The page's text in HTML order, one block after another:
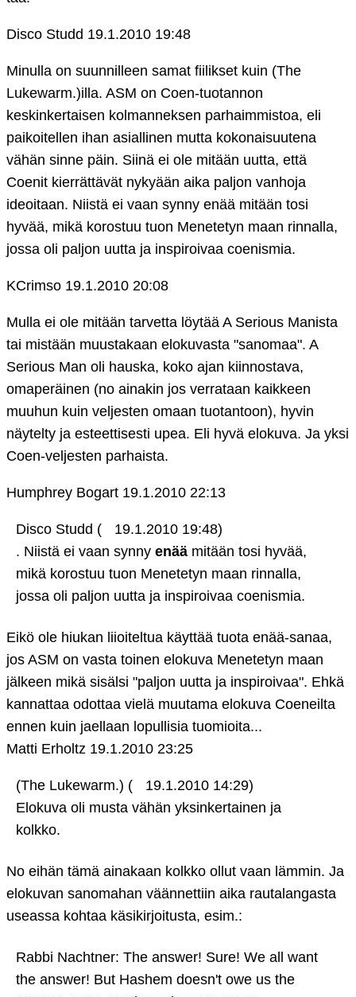
Disco Studd 19.1.2010 19:48
Minulla on suunnilleen samat fiilikset kuin (The
Lukewarm.)illa. ASM on Coen-tuotannon
keskinkertaisen kolmanneksen parhaimmistoa, eli
paikoitellen ihan asiallinen mutta kokonaisuutena
vähän sinne päin. Siinä ei ole mitään uutta, että
Coenit kierrättävät nykyään aika paljon vanhoja
ideoitaan. Niistä ei vaan synny enää mitään tosi
hyvää, mikä korostuu tuon Menetetyn maan rinnalla,
jossa oli paljon uutta ja inspiroivaa coenismia.
KCrimso 19.1.2010 20:08
Mulla ei ole mitään tarvetta löytää A Serious Manista
tai mistään muustakaan elokuvasta "sanomaa". A
Serious Man oli hauska, koko ajan kiinnostava,
omaperäinen (no ainakin jos verrataan kaikkeen
muuhun kuin veljesten omaan tuotantoon), hyvin
näytelty ja esteettisesti upea. Eli hyvä elokuva. Ja yksi
Coen-veljesten parhaista.
Humphrey Bogart 19.1.2010 22:13
Disco Studd (
19.1.2010 19:48)
. Niistä ei vaan synny enää mitään tosi hyvää,
mikä korostuu tuon Menetetyn maan rinnalla,
jossa oli paljon uutta ja inspiroivaa coenismia.
Eikö ole hiukan liioiteltua käyttää tuota enää-sanaa,
jos ASM on vasta toinen elokuva Menetetyn maan
jälkeen mikä sisälsi "paljon uutta ja inspiroivaa". Ehkä
kannattaa odottaa vielä muutama elokuva Coeneilta
ennen kuin jaellaan lopullisia tuomioita...
Matti Erholtz 19.1.2010 23:25
(The Lukewarm.) (
19.1.2010 14:29)
Elokuva oli musta vähän yksinkertainen ja
kolkko.
No eihän tämä ainakaan kolkko ollut vaan lämmin. Ja
elokuvan sanomahan väännettiin aika rautalangasta
useassa kohtaa käsikirjoitusta, esim.:
Rabbi Nachtner: The answer! Sure! We all want
the answer! But Hashem doesn't owe us the